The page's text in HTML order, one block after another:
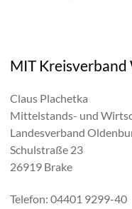
MIT Kreisverband
Claus Plachetka
Mittelstands- und
Landesverband
Schulstraße 23
26919 Brake
Telefon: 04401 9299-40